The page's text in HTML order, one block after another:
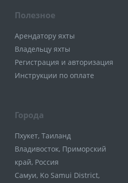
Полезное
Арендатору яхты
Владельцу яхты
Регистрация и авторизация
Инструкции по оплате
Города
Пхукет, Таиланд
Владивосток, Приморский
край, Россия
Самуи, Ko Samui District,